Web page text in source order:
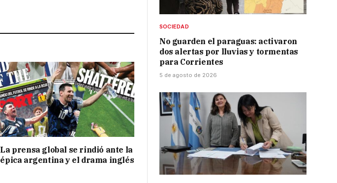
La prensa global se rindió ante la
épica argentina y el drama inglés
SOCIEDAD
No guarden el paraguas: activaron
dos alertas por lluvias y tormentas
para Corrientes
5 de agosto de 2026